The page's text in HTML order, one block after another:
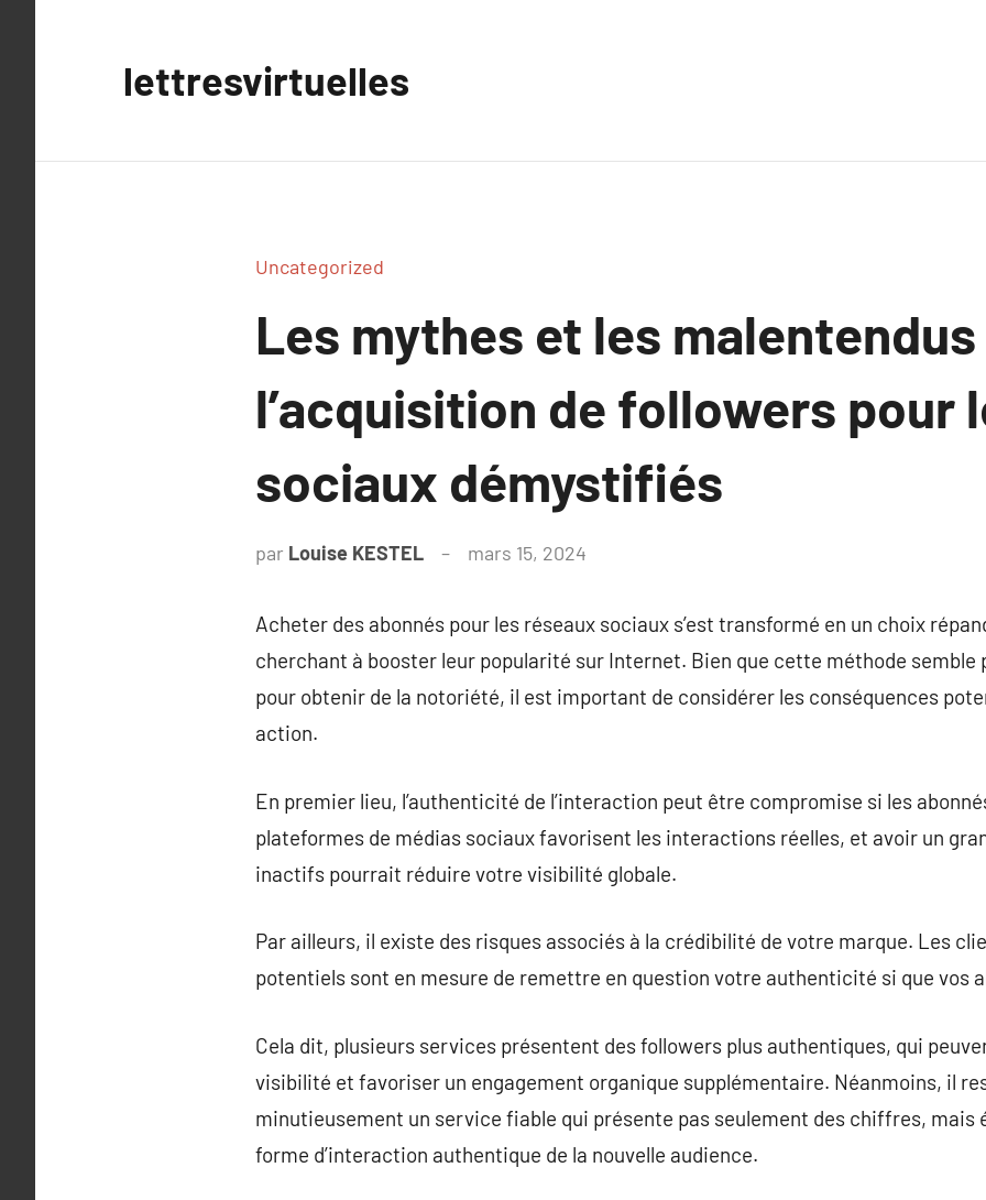
lettresvirtuelles
Uncategorized
Les mythes et les
l’acquisition de followers pour
sociaux démystifiés
par Louise KESTEL mars 15, 2024
Acheter des abonnés pour les réseaux sociaux s’est transformé en un choix
cherchant à booster leur popularité sur Internet. Bien que cette méthode semble
pour obtenir de la notoriété, il est important de considérer les conséquences
action.
En premier lieu, l’authenticité de l’interaction peut être compromise si les
plateformes de médias sociaux favorisent les interactions réelles, et avoir un
inactifs pourrait réduire votre visibilité globale.
Par ailleurs, il existe des risques associés à la crédibilité de votre marque. Les
potentiels sont en mesure de remettre en question votre authenticité si que vos
Cela dit, plusieurs services présentent des followers plus authentiques, qui
visibilité et favoriser un engagement organique supplémentaire. Néanmoins, il
minutieusement un service fiable qui présente pas seulement des chiffres, mais
forme d’interaction authentique de la nouvelle audience.